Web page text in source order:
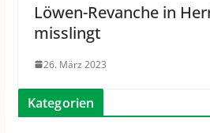
Löwen-Revanche in
misslingt
26. März 2023
Kategorien